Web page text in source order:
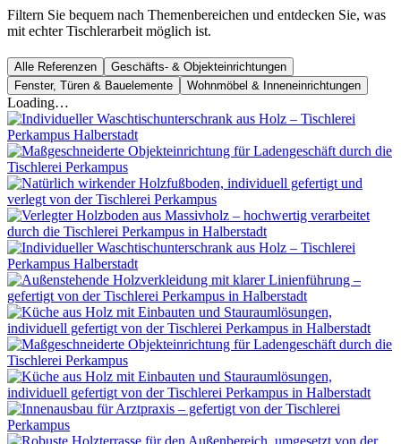
Filtern Sie bequem nach Themenbereichen und entdecken Sie, was
mit echter Tischlerarbeit möglich ist.
Alle Referenzen
Geschäfts- & Objekteinrichtungen
Fenster, Türen & Bauelemente
Wohnmöbel & Inneneinrichtungen
Loading…